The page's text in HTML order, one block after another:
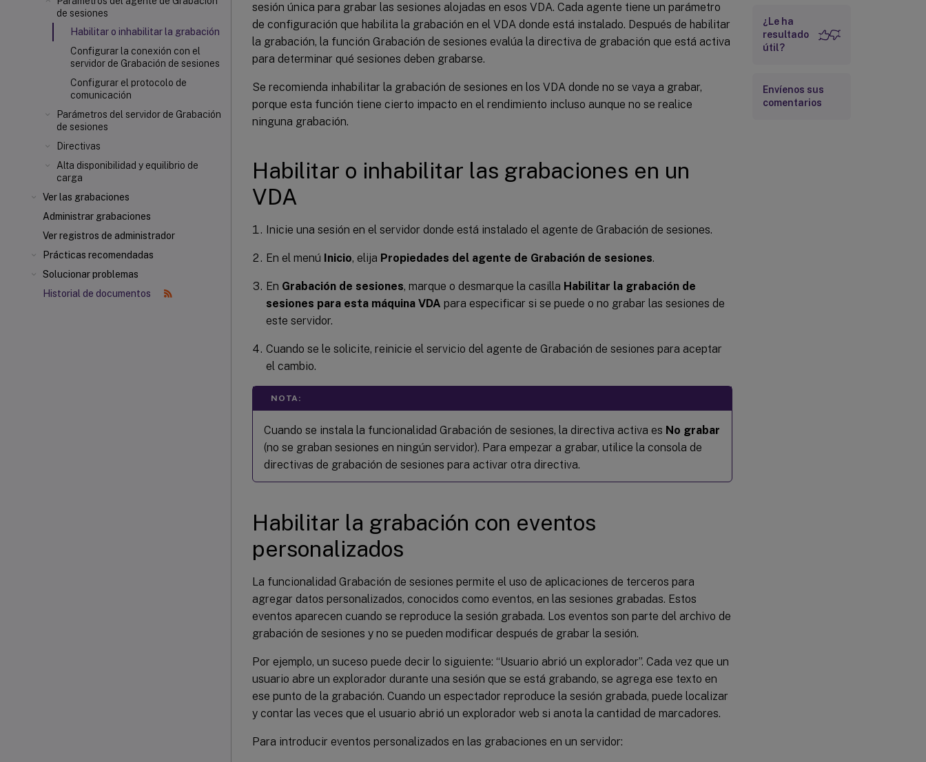
de sesiones
Habilitar o inhabilitar la grabación
Configurar la conexión con el
servidor de Grabación de sesiones
Configurar el protocolo de
comunicación
Parámetros del servidor de Grabación
de sesiones
Directivas
Alta disponibilidad y equilibrio de
carga
Ver las grabaciones
Administrar grabaciones
Ver registros de administrador
Prácticas recomendadas
Solucionar problemas
Historial de documentos
sesión única para grabar las sesiones alojadas en esos VDA. Cada agente tiene un parámetro
de configuración que habilita la grabación en el VDA donde está instalado. Después de habilitar
la grabación, la función Grabación de sesiones evalúa la directiva de grabación que está activa
para determinar qué sesiones deben grabarse.
Se recomienda inhabilitar la grabación de sesiones en los VDA donde no se vaya a grabar,
porque esta función tiene cierto impacto en el rendimiento incluso aunque no se realice
ninguna grabación.
Habilitar o inhabilitar las grabaciones en un
VDA
Inicie una sesión en el servidor donde está instalado el agente de Grabación de sesiones.
En el menú Inicio, elija Propiedades del agente de Grabación de sesiones.
En Grabación de sesiones, marque o desmarque la casilla Habilitar la grabación de
sesiones para esta máquina VDA para especificar si se puede o no grabar las sesiones de
este servidor.
Cuando se le solicite, reinicie el servicio del agente de Grabación de sesiones para aceptar
el cambio.
NOTA:
Cuando se instala la funcionalidad Grabación de sesiones, la directiva activa es No grabar
(no se graban sesiones en ningún servidor). Para empezar a grabar, utilice la consola de
directivas de grabación de sesiones para activar otra directiva.
Habilitar la grabación con eventos
personalizados
La funcionalidad Grabación de sesiones permite el uso de aplicaciones de terceros para
agregar datos personalizados, conocidos como eventos, en las sesiones grabadas. Estos
eventos aparecen cuando se reproduce la sesión grabada. Los eventos son parte del archivo de
grabación de sesiones y no se pueden modificar después de grabar la sesión.
Por ejemplo, un suceso puede decir lo siguiente: “Usuario abrió un explorador”. Cada vez que un
usuario abre un explorador durante una sesión que se está grabando, se agrega ese texto en
ese punto de la grabación. Cuando un espectador reproduce la sesión grabada, puede localizar
y contar las veces que el usuario abrió un explorador web si anota la cantidad de marcadores.
Para introducir eventos personalizados en las grabaciones en un servidor:
¿Le ha
resultado
útil?
Envíenos sus
comentarios